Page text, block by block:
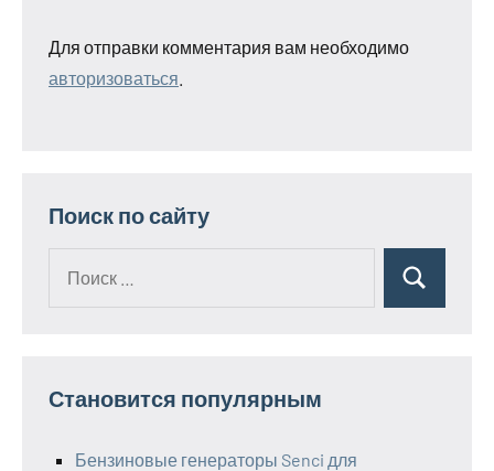
Для отправки комментария вам необходимо
авторизоваться
Поиск по сайту
Поиск
Становится популярным
Бензиновые генераторы Senci для